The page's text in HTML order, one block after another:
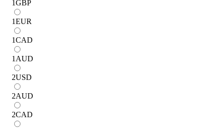
1GBP
1EUR
1CAD
1 AUD
2USD
2AUD
2CAD